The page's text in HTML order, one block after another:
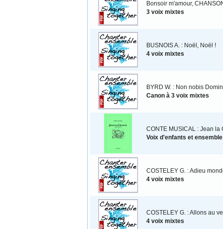
Bonsoir m'amour,
3 voix mixtes
BUSNOIS A. : Noël, Noël !
4 voix mixtes
BYRD W. : Non nobis
Canon à 3 voix mixtes
CONTE MUSICAL : Jean la
Voix d'enfants et
COSTELEY G. : Adieu
4 voix mixtes
COSTELEY G. : Allons au
4 voix mixtes